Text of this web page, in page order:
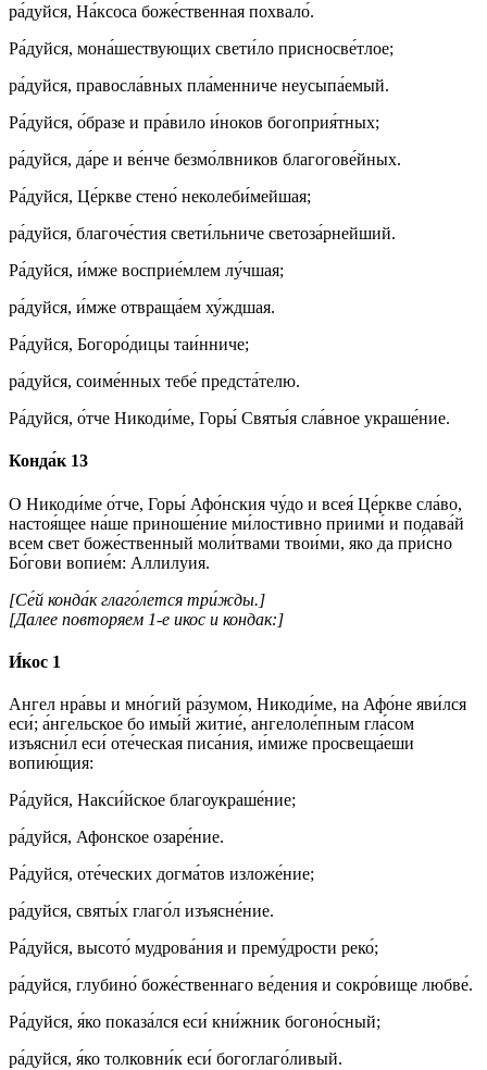
ра́дуйся, На́ксоса боже́ственная похвало́.
Ра́дуйся, мона́шествующих свети́ло присносве́тлое;
ра́дуйся, правосла́вных пла́менниче неусыпа́емый.
Ра́дуйся, о́бразе и пра́вило и́ноков богоприя́тных;
ра́дуйся, да́ре и ве́нче безмо́лвников благогове́йных.
Ра́дуйся, Це́ркве стено́ неколеби́мейшая;
ра́дуйся, благоче́стия свети́льниче светоза́рнейший.
Ра́дуйся, и́мже восприе́млем лу́чшая;
ра́дуйся, и́мже отвраща́ем ху́ждшая.
Ра́дуйся, Богоро́дицы таи́нниче;
ра́дуйся, соиме́нных тебе́ предста́телю.
Ра́дуйся, о́тче Никоди́ме, Горы́ Святы́я сла́вное украше́ние.
Конда́к 13
О Никоди́ме о́тче, Горы́ Афо́нския чу́до и всея́ Це́ркве сла́во,
настоя́щее на́ше приноше́ние ми́лостивно приими́ и подава́й
всем свет боже́ственный моли́твами твои́ми, яко да при́сно
Бо́гови вопие́м: Аллилуия.
[Се́й конда́к глаго́лется три́жды.]
[Далее повторяем 1‑е икос и кондак:]
И́кос 1
Ангел нра́вы и мно́гий ра́зумом, Никоди́ме, на Афо́не яви́лся
еси́; а́нгельское бо имы́й житие́, ангелоле́пным гла́сом
изъясни́л еси́ оте́ческая писа́ния, и́миже просвеща́еши
вопию́щия:
Ра́дуйся, Накси́йское благоукраше́ние;
ра́дуйся, Афонское озаре́ние.
Ра́дуйся, оте́ческих догма́тов изложе́ние;
ра́дуйся, святы́х глаго́л изъясне́ние.
Ра́дуйся, высото́ мудрова́ния и прему́дрости реко́;
ра́дуйся, глубино́ боже́ственнаго ве́дения и сокро́вище любве́.
Ра́дуйся, я́ко показа́лся еси́ кни́жник богоно́сный;
ра́дуйся, я́ко толковни́к еси́ богоглаго́ливый.